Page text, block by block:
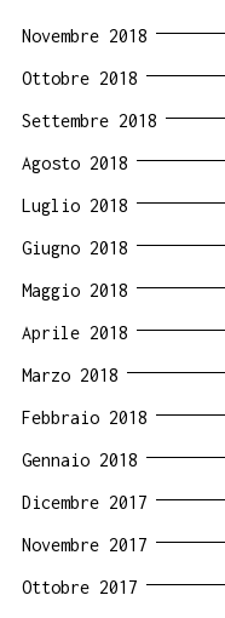
Novembre 2018
Ottobre 2018
Settembre 2018
Agosto 2018
Luglio 2018
Giugno 2018
Maggio 2018
Aprile 2018
Marzo 2018
Febbraio 2018
Gennaio 2018
Dicembre 2017
Novembre 2017
Ottobre 2017